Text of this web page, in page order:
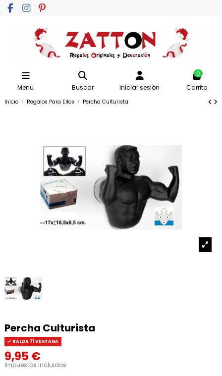
Menu Buscar Iniciar sesión
0
Carrito
Inicio Regalos Para Ellos Percha Culturista
Percha Culturista
BALDA 71 VENTANA
9,95 €
Impuestos incluidos